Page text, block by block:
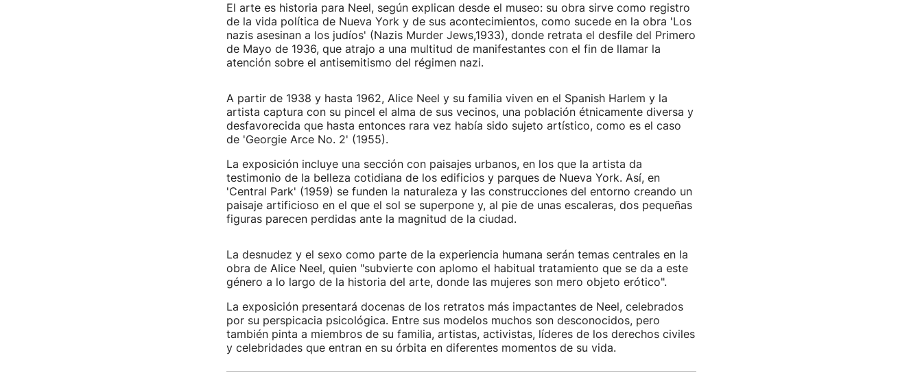
El arte es historia para Neel, según explican desde el museo: su obra sirve como registro
de la vida política de Nueva York y de sus acontecimientos, como sucede en la obra 'Los
nazis asesinan a los judíos' (Nazis Murder Jews,1933), donde retrata el desfile del Primero
de Mayo de 1936, que atrajo a una multitud de manifestantes con el fin de llamar la
atención sobre el antisemitismo del régimen nazi.
A partir de 1938 y hasta 1962, Alice Neel y su familia viven en el Spanish Harlem y la
artista captura con su pincel el alma de sus vecinos, una población étnicamente diversa y
desfavorecida que hasta entonces rara vez había sido sujeto artístico, como es el caso
de 'Georgie Arce No. 2' (1955).
La exposición incluye una sección con paisajes urbanos, en los que la artista da
testimonio de la belleza cotidiana de los edificios y parques de Nueva York. Así, en
'Central Park' (1959) se funden la naturaleza y las construcciones del entorno creando un
paisaje artificioso en el que el sol se superpone y, al pie de unas escaleras, dos pequeñas
figuras parecen perdidas ante la magnitud de la ciudad.
La desnudez y el sexo como parte de la experiencia humana serán temas centrales en la
obra de Alice Neel, quien "subvierte con aplomo el habitual tratamiento que se da a este
género a lo largo de la historia del arte, donde las mujeres son mero objeto erótico".
La exposición presentará docenas de los retratos más impactantes de Neel, celebrados
por su perspicacia psicológica. Entre sus modelos muchos son desconocidos, pero
también pinta a miembros de su familia, artistas, activistas, líderes de los derechos civiles
y celebridades que entran en su órbita en diferentes momentos de su vida.